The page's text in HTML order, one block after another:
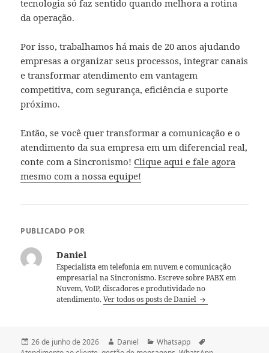
tecnologia só faz sentido quando melhora a rotina
da operação.
Por isso, trabalhamos há mais de 20 anos ajudando
empresas a organizar seus processos, integrar canais
e transformar atendimento em vantagem
competitiva, com segurança, eficiência e suporte
próximo.
Então, se você quer transformar a comunicação e o
atendimento da sua empresa em um diferencial real,
conte com a Sincronismo! Clique aqui e fale agora
mesmo com a nossa equipe!
PUBLICADO POR
Daniel
Especialista em telefonia em nuvem e comunicação
empresarial na Sincronismo. Escreve sobre PABX em
Nuvem, VoIP, discadores e produtividade no
atendimento.Ver todos os posts de Daniel
Publicado
26 de junho de 2026 Autor
Daniel Categorias
Whatsapp